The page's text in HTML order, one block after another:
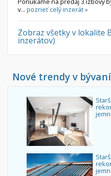
v... pozrieť celý inzerát »
Zobraz všetky v lokalite
inzerátov)
Nové trendy v bývaní